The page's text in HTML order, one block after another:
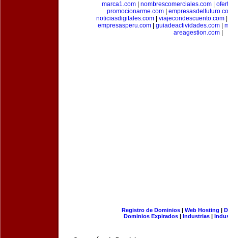
marca1.com| nombrescomerciales.com|
promocionarme.com|
noticiasdigitales.com| viajecondescuento.com
empresasperu.com| guiadeactividades.com|
areagestion.com|
Registro de Dominios| Web Hosting |
Dominios Expirados | Industrias |